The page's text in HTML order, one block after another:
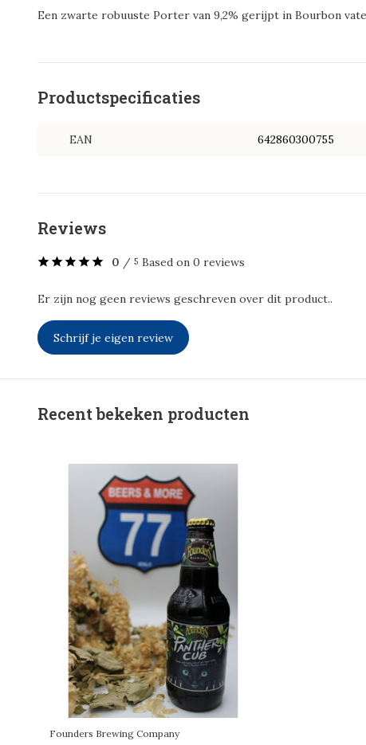
Een zwarte robuuste Porter van 9,2% gerijpt in Bourbon
Productspecificaties
EAN 642860300755
Reviews
0 / 5 Based on 0 reviews
Er zijn nog geen reviews geschreven over dit product..
Schrijf je eigen review
Recent bekeken producten
Founders Brewing Company